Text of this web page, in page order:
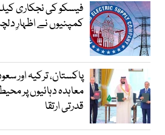
کمپنیوں نے اظہارِ
پاکستان، ترکیہ اور
معاہدہ دہائیوں پر
قدرتی ارتقا